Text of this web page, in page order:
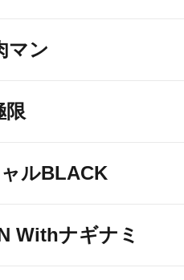
マン
限
ルBLACK
Withナギナミ